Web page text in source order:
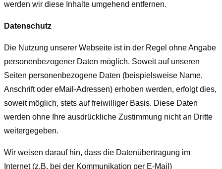
werden wir diese Inhalte umgehend entfernen.
Datenschutz
Die Nutzung unserer Webseite ist in der Regel ohne Angabe
personenbezogener Daten möglich. Soweit auf unseren
Seiten personenbezogene Daten (beispielsweise Name,
Anschrift oder eMail-Adressen) erhoben werden, erfolgt dies,
soweit möglich, stets auf freiwilliger Basis. Diese Daten
werden ohne Ihre ausdrückliche Zustimmung nicht an Dritte
weitergegeben.
Wir weisen darauf hin, dass die Datenübertragung im
Internet (z.B. bei der Kommunikation per E-Mail)